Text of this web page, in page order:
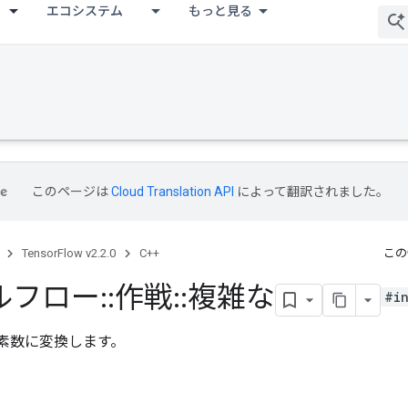
エコシステム もっと見る
このページはCloud Translation API によって翻訳されました。
TensorFlow v2.2.0 C++ こ
フロー::作戦::複雑な
に変換します。